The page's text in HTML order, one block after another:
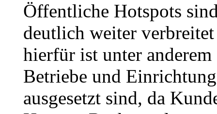
Öffentliche Hotspots
deutlich weiter
hierfür ist unter
Betriebe und
ausgesetzt sind, da